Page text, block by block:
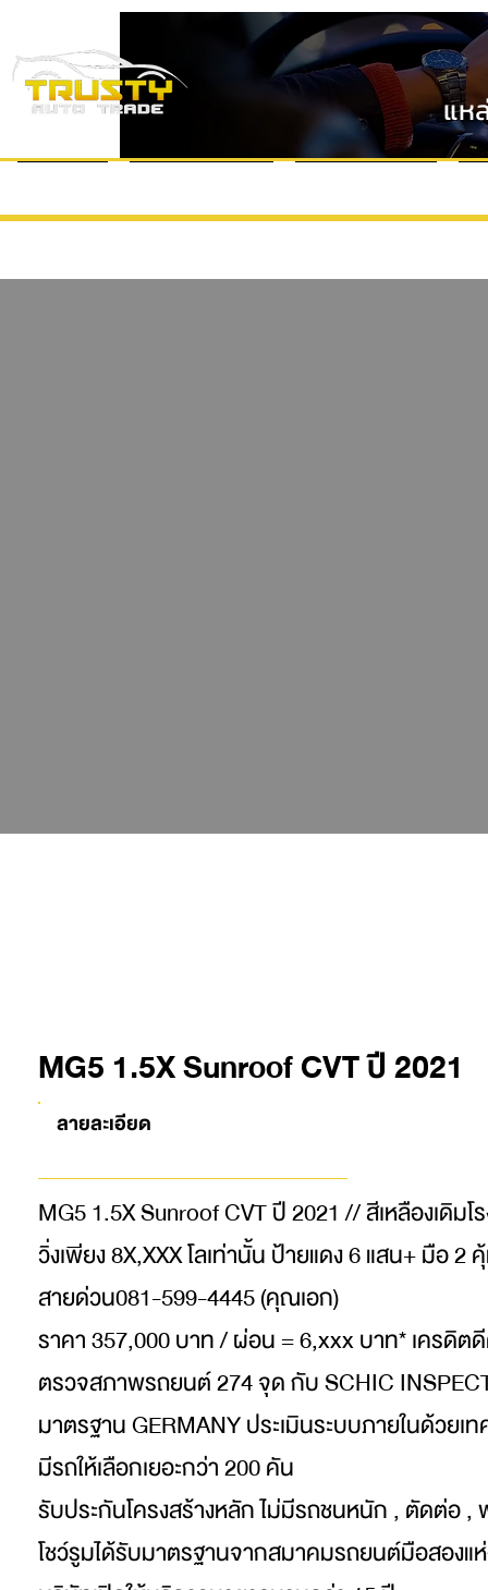
แห
MG5 1.5X Sunroof CVT ปี 2021
ลายละเอียด
MG5 1.5X Sunroof CVT ปี 2021 // สีเหลืองเดิม
วิ่งเพียง 8X,XXX โลเท่านั้น ป้ายแดง 6 แสน+ มือ 2
สายด่วน081-599-4445 (คุณเอก)
ราคา 357,000 บาท / ผ่อน = 6,xxx บาท* เครดิต
ตรวจสภาพรถยนต์ 274 จุด กับ SCHIC
มาตรฐาน GERMANY ประเมินระบบภายในด้วยเ
มีรถให้เลือกเยอะกว่า 200 คัน
รับประกันโครงสร้างหลัก ไม่มีรถชนหนัก , ตัดต่อ
โชว์รูมได้รับมาตรฐานจากสมาคมรถยนต์มือสองแห่